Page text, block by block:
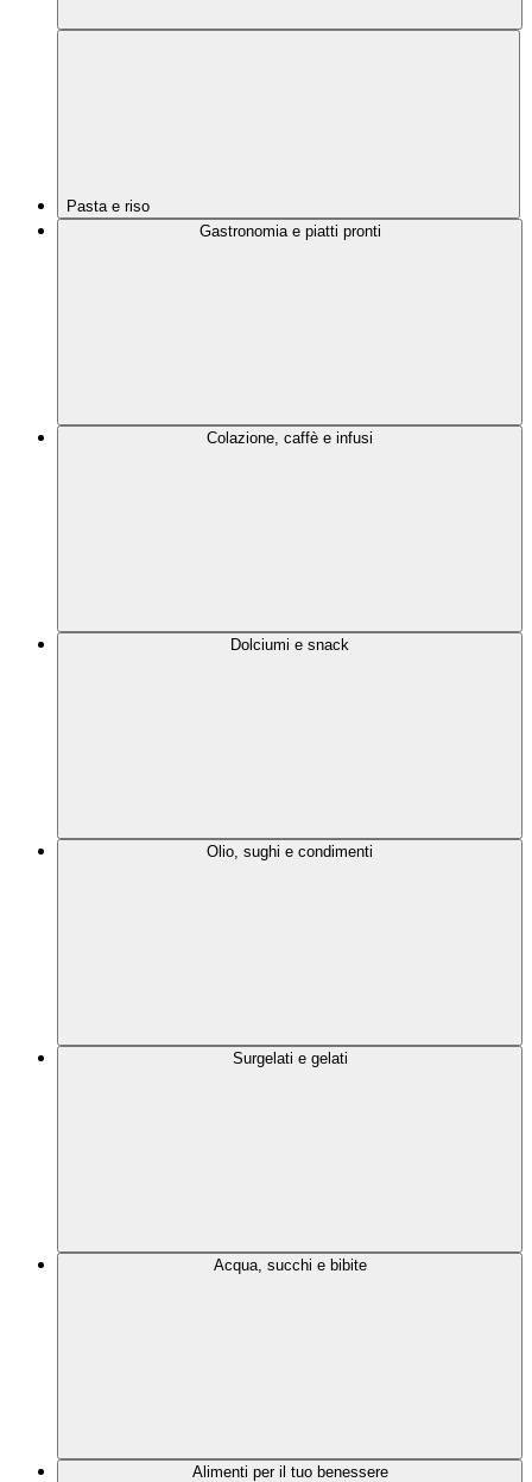
Pasta e riso
Gastronomia e piatti pronti
Colazione, caffè e infusi
Dolciumi e snack
Olio, sughi e condimenti
Surgelati e gelati
Acqua, succhi e bibite
Alimenti per il tuo benessere